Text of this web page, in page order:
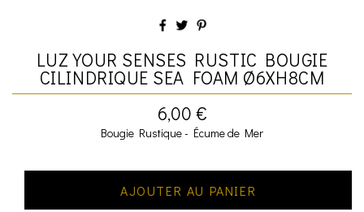
LUZ YOUR SENSES RUSTIC BOUGIE
CILINDRIQUE SEA FOAM Ø6XH8CM
6,00 €
Bougie Rustique - Écume de Mer
AJOUTER AU PANIER